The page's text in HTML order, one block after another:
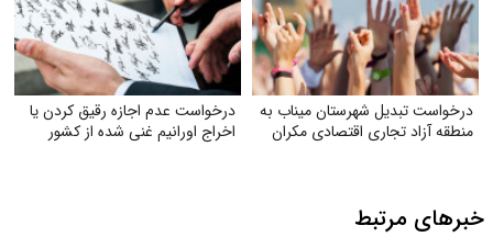
درخواست تبدیل شهرستان میناب به
منطقه آزاد تجاری اقتصادی مکران
درخواست عدم اجازه رقیق کردن یا
اخراج اورانیم غنی شده از کشور
خبرهای مرتبط